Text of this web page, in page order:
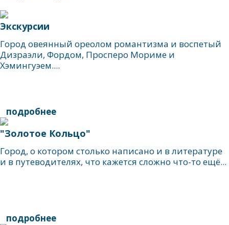
Экскурсии
Город овеянный ореолом романтизма и воспетый
Дизраэли, Фордом, Просперо Мориме и
Хэмингуэем....
подробнее
"Золотое Кольцо"
Город, о котором столько написано и в литературе
и в путеводителях, что кажется сложно что-то ещё...
подробнее